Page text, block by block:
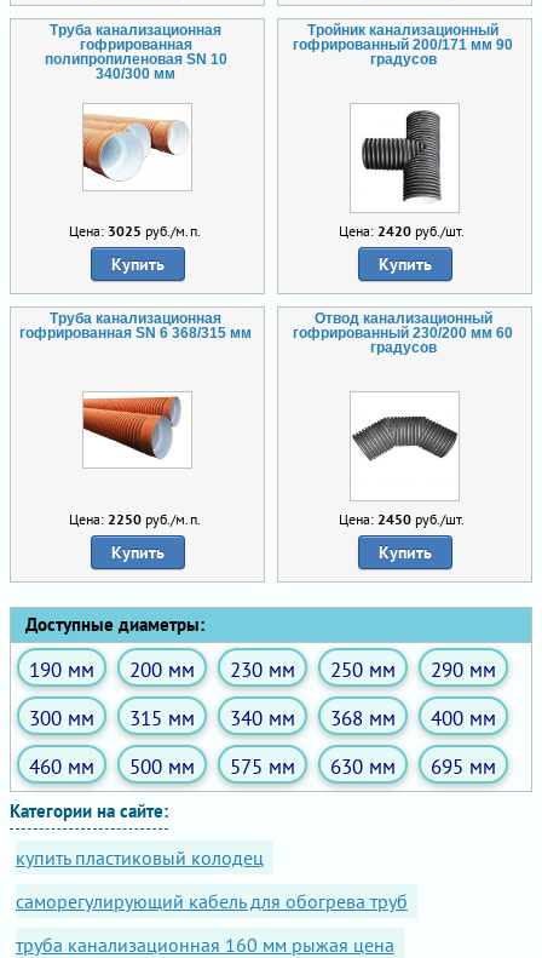
Труба канализационная
гофрированная
полипропиленовая SN 10
340/300 мм
Цена: 3025 руб./м.п.
Купить
Тройник канализационный
гофрированный 200/171 мм 90
градусов
Цена: 2420 руб./шт.
Купить
Труба канализационная
гофрированная SN 6 368/315 мм
Цена: 2250руб./м.п.
Купить
Отвод канализационный
гофрированный 230/200 мм 60
градусов
Цена: 2450 руб./шт.
Купить
Доступные диаметры:
190 мм 200 мм 230 мм 250 мм
290 мм
300 мм
315 мм 340 мм 368 мм
400 мм
460 мм
500 мм 575 мм 630 мм 695 мм
Категории на сайте:
купить пластиковый колодец
саморегулирующий кабель для обогрева труб
труба канализационная 160 мм рыжая цена